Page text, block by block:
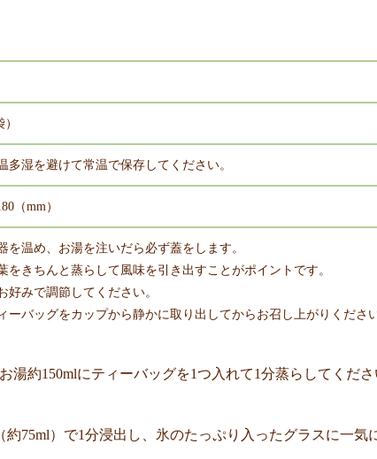
多湿を避けて常温で保存してください。
（mm）
を温め、お湯を注いだら必ず蓋をします。
をきちんと蒸らして風味を引き出すことがポイントです。
好みで調節してください。
ーバッグをカップから静かに取り出してからお召し上がりください
湯約150mlにティーバッグを1つ入れて1分蒸らしてくださ
約75ml）で1分浸出し、氷のたっぷり入ったグラスに一気